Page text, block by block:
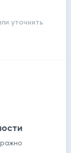
уточнить